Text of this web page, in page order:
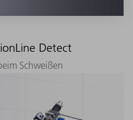
Schweißen
Detect